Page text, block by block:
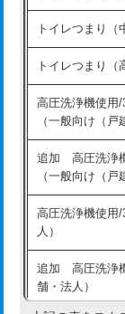
トイレつまり（
トイレつまり（
高圧洗浄機使用
（一般向け（戸
追加 高圧洗浄
（一般向け（戸
高圧洗浄機使用
人）
追加 高圧洗浄
舗・法人）